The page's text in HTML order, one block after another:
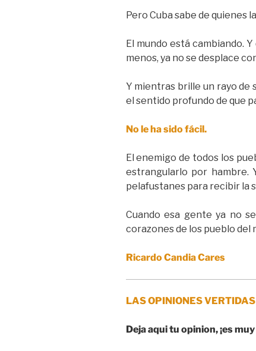
Pero Cuba sabe de quienes
El mundo está cambiando.
menos, ya no se desplace
Y mientras brille un rayo de
el sentido profundo de que
No le ha sido fácil.
El enemigo de todos los
estrangularlo por hambre.
pelafustanes para recibir la
Cuando esa gente ya no
corazones de los pueblo del
Ricardo Candia Cares
LAS OPINIONES
Deja aqui tu opinion, ¡es